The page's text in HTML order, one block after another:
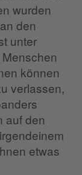
wurden
den
unter
können
verlassen,
auf den
etwas